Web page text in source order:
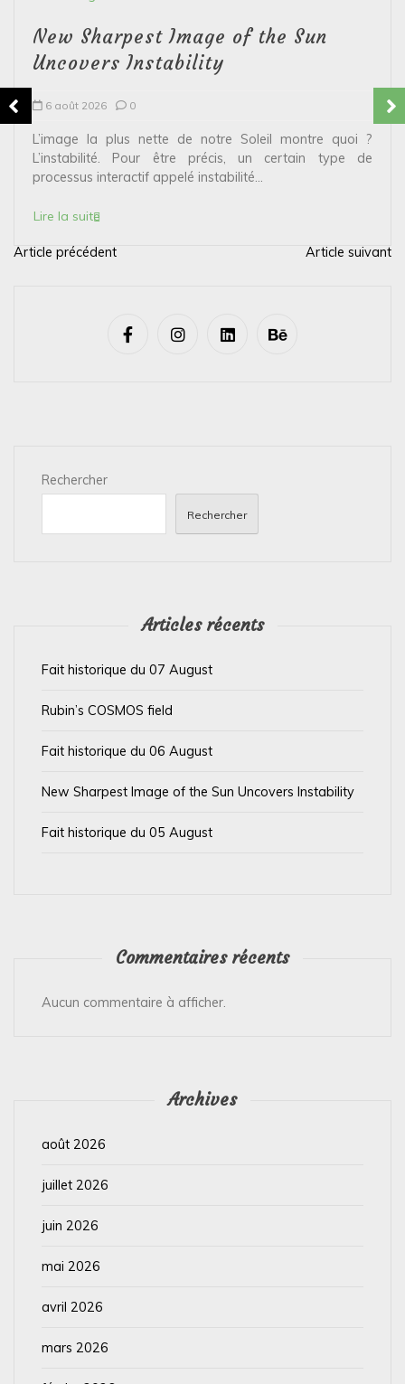
New Sharpest Image of the Sun
Uncovers Instability
6 août 2026 0
L’image la plus nette de notre Soleil montre quoi ?
L’instabilité. Pour être précis, un certain type de
processus interactif appelé instabilité...
Lire la suite
N
Article précédent Article suivant
Rechercher
Rechercher
Articles récents
Fait historique du 07 August
Rubin’s COSMOS field
Fait historique du 06 August
New Sharpest Image of the Sun Uncovers Instability
Fait historique du 05 August
Commentaires récents
Aucun commentaire à afficher.
Archives
août 2026
juillet 2026
juin 2026
mai 2026
avril 2026
mars 2026